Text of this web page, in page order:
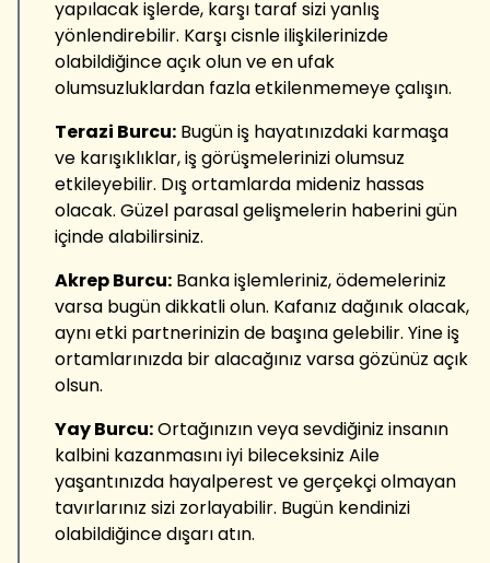
yapılacak işlerde, karşı taraf sizi yanlış
yönlendirebilir. Karşı cisnle ilişkilerinizde
olabildiğince açık olun ve en ufak
olumsuzluklardan fazla etkilenmemeye çalışın.
Terazi Burcu: Bugün iş hayatınızdaki karmaşa
ve karışıklıklar, iş görüşmelerinizi olumsuz
etkileyebilir. Dış ortamlarda mideniz hassas
olacak. Güzel parasal gelişmelerin haberini gün
içinde alabilirsiniz.
Akrep Burcu: Banka işlemleriniz, ödemeleriniz
varsa bugün dikkatli olun. Kafanız dağınık olacak,
aynı etki partnerinizin de başına gelebilir. Yine iş
ortamlarınızda bir alacağınız varsa gözünüz açık
olsun.
Yay Burcu:Ortağınızın veya sevdiğiniz insanın
kalbini kazanmasını iyi bileceksiniz Aile
yaşantınızda hayalperest ve gerçekçi olmayan
tavırlarınız sizi zorlayabilir. Bugün kendinizi
olabildiğince dışarı atın.